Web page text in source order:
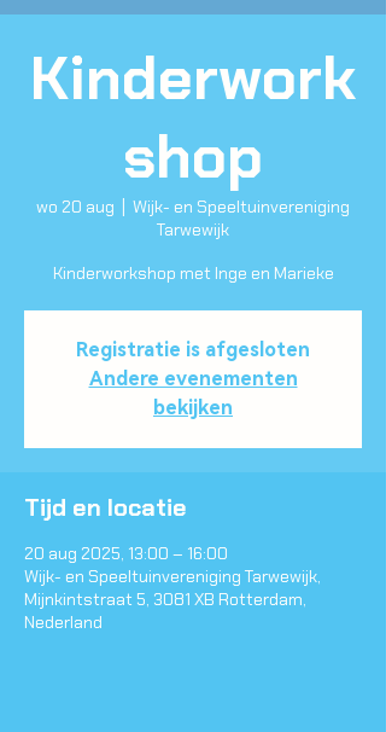
Kinderwork
shop
wo 20 aug
Wijk- en Speeltuinvereniging
Tarwewijk
Kinderworkshop met Inge en Marieke
Registratie is afgesloten
Andere evenementen
bekijken
Tijd en locatie
20 aug 2025, 13:00 – 16:00
Wijk- en Speeltuinvereniging Tarwewijk,
Mijnkintstraat 5, 3081 XB Rotterdam,
Nederland